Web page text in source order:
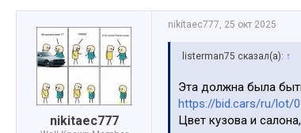
nikitaec777
nikitaec777, 25 окт 2025
listerman75 сказал(а): ↑
Эта должна была
https://bid.cars/ru/lot/
Цвет кузова и